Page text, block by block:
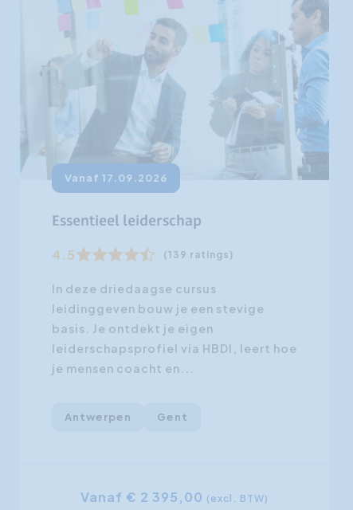
Vanaf 17.09.2026
Essentieel leiderschap
4.5 (139 ratings)
In deze driedaagse cursus
leidinggeven bouw je een stevige
basis. Je ontdekt je eigen
leiderschapsprofiel via HBDI, leert hoe
je mensen coacht en...
Antwerpen Gent
Vanaf € 2 395,00 (excl. BTW)